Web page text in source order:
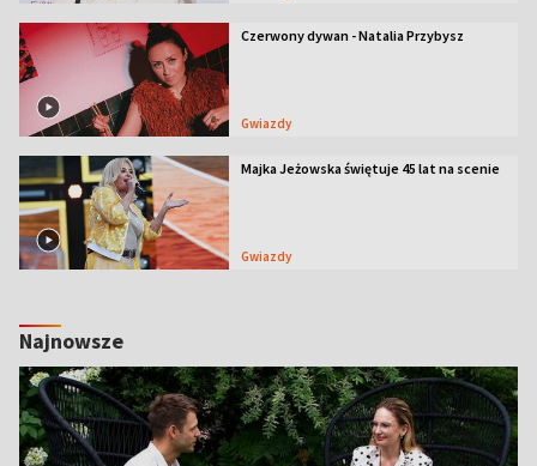
Czerwony dywan - Natalia Przybysz
Gwiazdy
Majka Jeżowska świętuje 45 lat na scenie
Gwiazdy
Najnowsze